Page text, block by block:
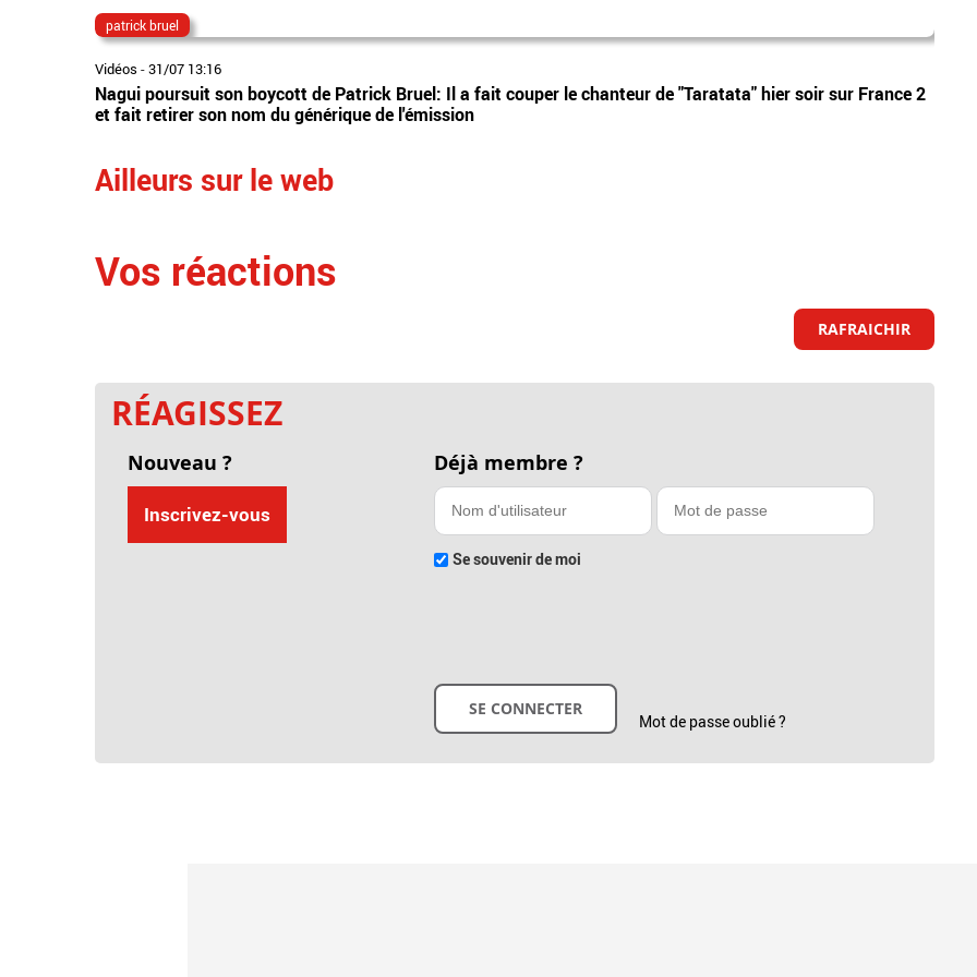
patrick bruel
Vidéos -31/07 13:16
Nagui poursuit son boycott de Patrick Bruel: Il a fait couper le chanteur de "Taratata" hier soir sur France 2
et fait retirer son nom du générique de l'émission
Ailleurs sur le web
Vos réactions
RAFRAICHIR
RÉAGISSEZ
Nouveau ?
Inscrivez-vous
Déjà membre ?
Se souvenir de moi
Mot de passe oublié ?